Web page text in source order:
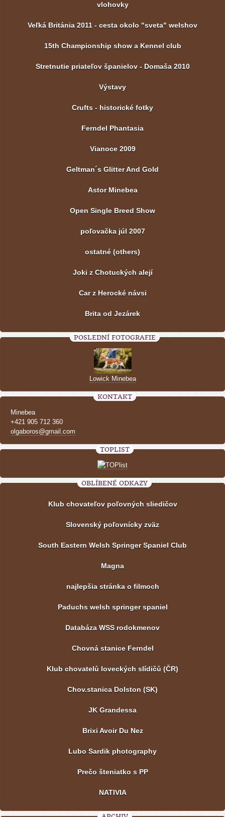
vlohovky
Veľká Británia 2011 - cesta okolo "sveta" welshov
15th Championship show a Kennel club
Stretnutie priateľov španielov - Domaša 2010
Výstavy
Crufts - historické fotky
Ferndel Phantasia
Vianoce 2009
Geltman´s Glitter And Gold
Astor Minebea
Open Single Breed Show
poľovačka júl 2007
ostatné (others)
Joki z Chotuckých alejí
Car z Herocké návsi
Brita od Jezárek
POSLEDNÍ FOTOGRAFIE
Lowick Minebea
KONTAKT
Minebea
+421 905 712 360
olgaboros@gmail.com
TOPLIST
OBLÍBENÉ ODKAZY
Klub chovateľov poľovných sliedičov
Slovenský poľovnícky zväz
South Eastern Welsh Springer Spaniel Club
Magna
najlepšia stránka o filmoch
Paduchs welsh springer spaniel
Databáza WSS rodokmenov
Chovná stanice Ferndel
Klub chovatelů loveckých slídičů (ČR)
Chov.stanica Dolston (SK)
JK Grandessa
Brixi Avoir Du Nez
Lubo Sardik photography
Prečo šteniatko s PP
NATIVIA